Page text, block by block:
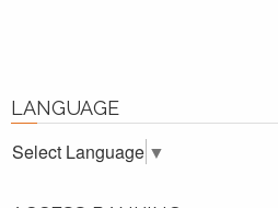
LANGUAGE
Select Language ▼